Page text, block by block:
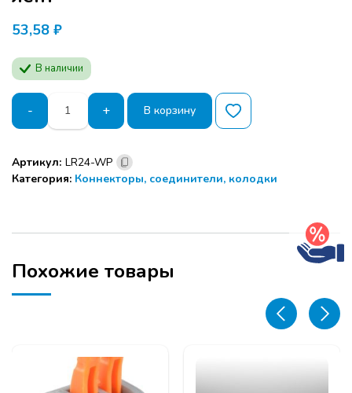
53,58 ₽
В наличии
-
Количество
товара
Коннектор
с
проводом
герметичных
+ В корзину
Артикул: LR24-WP
Категория: Коннекторы, соединители, колодки
Похожие товары